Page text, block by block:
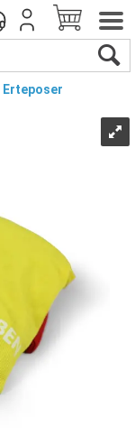
Erteposer